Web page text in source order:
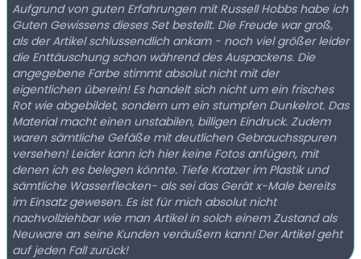
Aufgrund von guten Erfahrungen mit Russell Hobbs habe ich
Guten Gewissens dieses Set bestellt. Die Freude war groß,
als der Artikel schlussendlich ankam - noch viel größer leider
die Enttäuschung schon während des Auspackens. Die
angegebene Farbe stimmt absolut nicht mit der
eigentlichen überein! Es handelt sich nicht um ein frisches
Rot wie abgebildet, sondern um ein stumpfen Dunkelrot. Das
Material macht einen unstabilen, billigen Eindruck. Zudem
waren sämtliche Gefäße mit deutlichen Gebrauchsspuren
versehen! Leider kann ich hier keine Fotos anfügen, mit
denen ich es belegen könnte. Tiefe Kratzer im Plastik und
sämtliche Wasserflecken- als sei das Gerät x-Male bereits
im Einsatz gewesen. Es ist für mich absolut nicht
nachvollziehbar wie man Artikel in solch einem Zustand als
Neuware an seine Kunden veräußern kann! Der Artikel geht
auf jeden Fall zurück!